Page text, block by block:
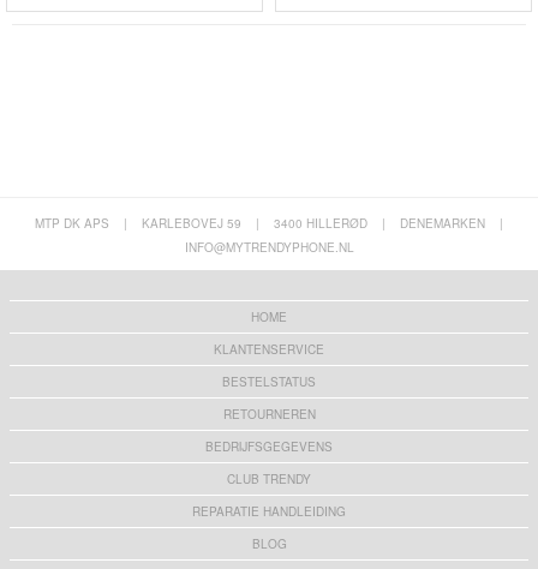
MTP DK APS | KARLEBOVEJ 59 | 3400 HILLERØD | DENEMARKEN
|
INFO@MYTRENDYPHONE.NL
HOME
KLANTENSERVICE
BESTELSTATUS
RETOURNEREN
BEDRIJFSGEGEVENS
CLUB TRENDY
REPARATIE HANDLEIDING
BLOG